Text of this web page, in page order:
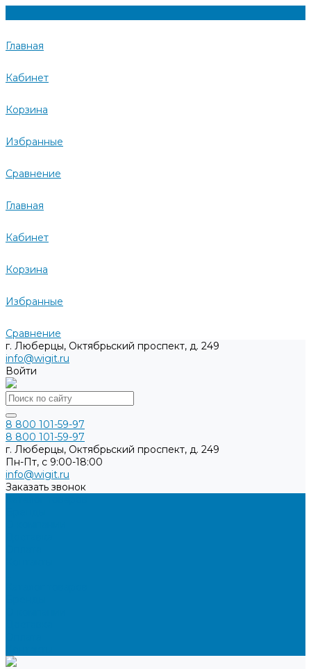
Главная
Кабинет
Корзина
Избранные
Сравнение
Главная
Кабинет
Корзина
Избранные
Сравнение
г. Люберцы, Октябрьский проспект, д. 249
info@wigit.ru
Войти
8 800 101-59-97
8 800 101-59-97
г. Люберцы, Октябрьский проспект, д. 249
Пн-Пт, с 9:00-18:00
info@wigit.ru
Заказать звонок